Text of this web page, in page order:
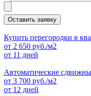
Оставить заявку
Купить перегородки в
от 2 650 руб./м2
от 11 дней
Автоматические
от 3 700 руб./м2
от 12 дней